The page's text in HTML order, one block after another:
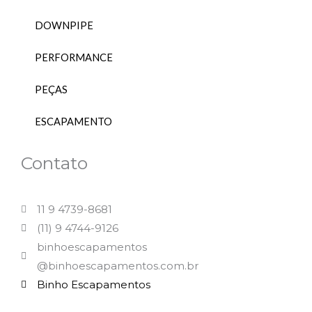
DOWNPIPE
PERFORMANCE
PEÇAS
ESCAPAMENTO
Contato
11 9 4739-8681
(11) 9 4744-9126
binhoescapamentos
@binhoescapamentos.com.br
Binho Escapamentos